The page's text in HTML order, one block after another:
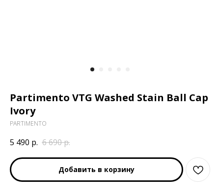
Partimento VTG Washed Stain Ball Cap
Ivory
PARTIMENTO
5 490 р. 6 690р.
Добавить в корзину